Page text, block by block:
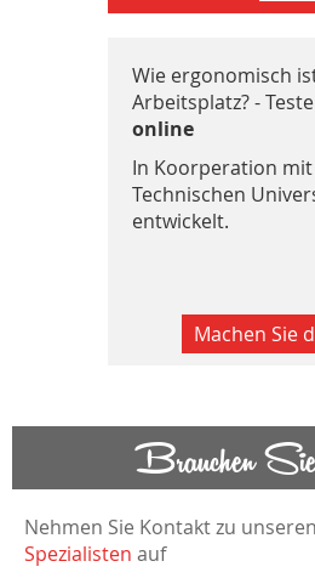
Wie ergonomisch
Arbeitsplatz? -
online
In Koorperation
Technischen
entwickelt.
Machen Sie
Brauchen
Nehmen Sie Kontakt zu unseren
Spezialisten auf